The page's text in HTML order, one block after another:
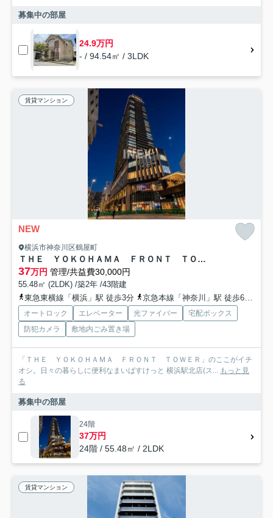
募集中の部屋
24.9万円
- / 94.54㎡ / 3LDK
賃貸マンション
NEW
横浜市神奈川区鶴屋町
ＴＨＥ ＹＯＫＯＨＡＭＡ ＦＲＯＮＴ ＴＯＷＥＲ
37万円 管理/共益費30,000円
55.48㎡ (2LDK) /築2年 /43階建
東急東横線「横浜」駅 徒歩3分
京急本線「神奈川」駅 徒歩6分
オートロック エレベーター 光ファイバー
宅配ボックス
防犯カメラ
敷地内ごみ置き場
「ＴＨＥ ＹＯＫＯＨＡＭＡ ＦＲＯＮＴ ＴＯＷＥＲ」のここがイチ
オシ。日々の暮らしに便利なまいばすけっと 横浜駅北店(ス... もっと見
る
募集中の部屋
24階
37万円
24階 / 55.48㎡ / 2LDK
賃貸マンション